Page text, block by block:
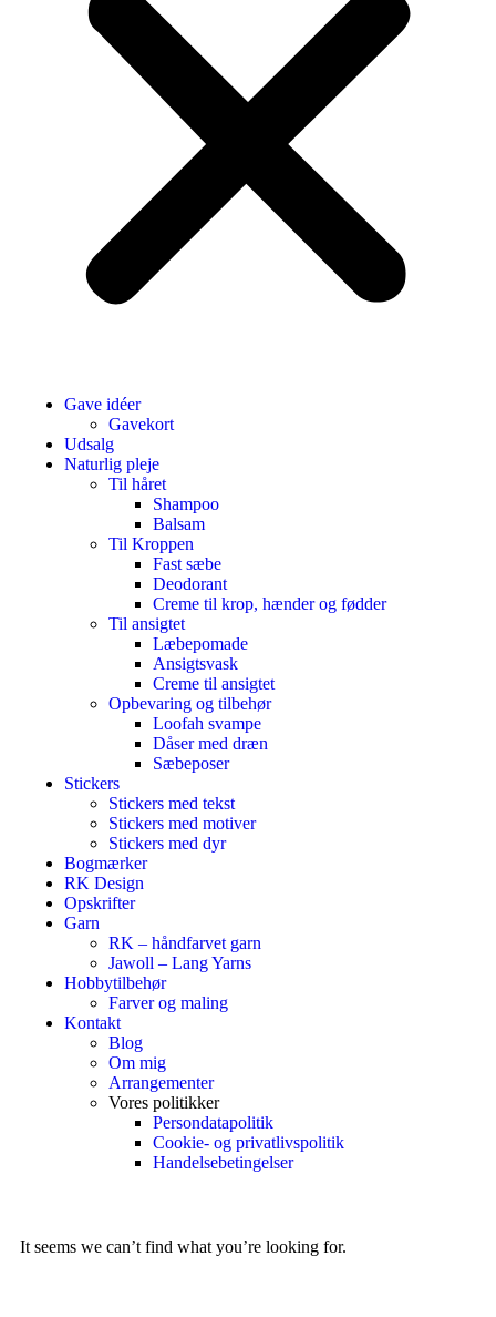
Gave idéer
Gavekort
Udsalg
Naturlig pleje
Til håret
Shampoo
Balsam
Til Kroppen
Fast sæbe
Deodorant
Creme til krop, hænder og fødder
Til ansigtet
Læbepomade
Ansigtsvask
Creme til ansigtet
Opbevaring og tilbehør
Loofah svampe
Dåser med dræn
Sæbeposer
Stickers
Stickers med tekst
Stickers med motiver
Stickers med dyr
Bogmærker
RK Design
Opskrifter
Garn
RK – håndfarvet garn
Jawoll – Lang Yarns
Hobbytilbehør
Farver og maling
Kontakt
Blog
Om mig
Arrangementer
Vores politikker
Persondatapolitik
Cookie- og privatlivspolitik
Handelsebetingelser
It seems we can’t find what you’re looking for.